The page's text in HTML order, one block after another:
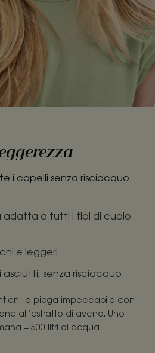
i capelli senza risciacquo
adatta a tutti i tipi di cuoio
e leggeri
asciutti, senza risciacquo
la piega impeccabile con
all’estratto di avena. Uno
= 500 litri di acqua